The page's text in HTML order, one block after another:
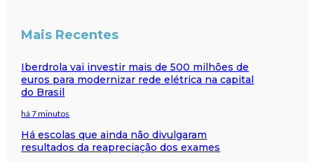
Mais Recentes
Iberdrola vai investir mais de 500 milhões de
euros para modernizar rede elétrica na capital
do Brasil
há 7 minutos
Há escolas que ainda não divulgaram
resultados da reapreciação dos exames